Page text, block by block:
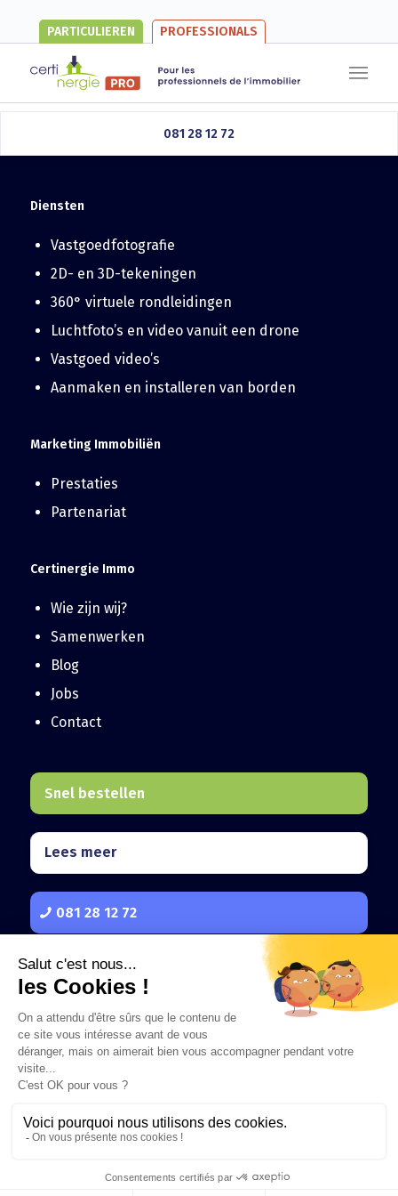
PARTICULIEREN PROFESSIONALS
Se connecter
081 28 12 72
Diensten
Vastgoedfotografie
2D- en 3D-tekeningen
360° virtuele rondleidingen
Luchtfoto’s en video vanuit een drone
Vastgoed video’s
Aanmaken en installeren van borden
Marketing Immobiliën
Prestaties
Partenariat
Certinergie Immo
Wie zijn wij?
Samenwerken
Blog
Jobs
Contact
Snel bestellen
Lees meer
081 28 12 72
Vastgoedmarketing voor professionals
De informatie op deze website dient uitsluitend ter informatie en is